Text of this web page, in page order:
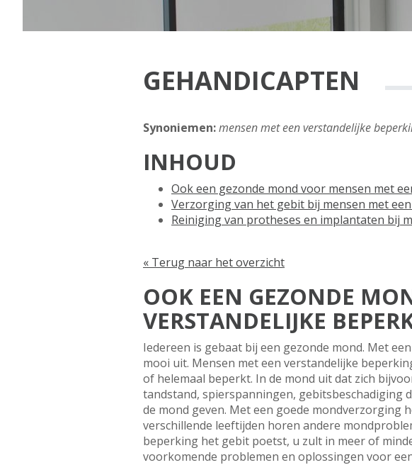
GEHANDICAPTEN
Synoniemen:mensen met een verstandelijke
INHOUD
Ook een gezonde mond voor mensen met
Verzorging van het gebit bij mensen met
Reiniging van protheses en implantaten bij
« Terug naar het overzicht
OOK EEN GEZONDE
VERSTANDELIJKE
Iedereen is gebaat bij een gezonde mond. Met
mooi uit. Mensen met een verstandelijke
of helemaal beperkt. In de mond uit dat zich
tandstand, spierspanningen, gebitsbeschadiging
de mond geven. Met een goede mondverzorging
verschillende leeftijden horen andere
beperking het gebit poetst, u zult in meer of
voorkomende problemen en oplossingen voor